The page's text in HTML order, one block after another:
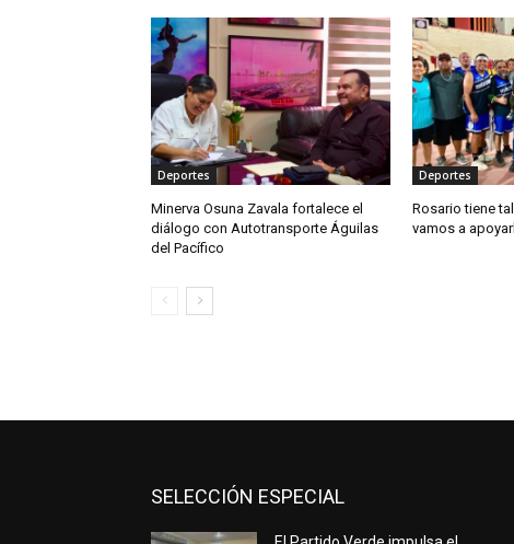
Deportes
Minerva Osuna Zavala fortalece el
diálogo con Autotransporte Águilas
del Pacífico
Deportes
Rosario tiene
vamos a
SELECCIÓN ESPECIAL